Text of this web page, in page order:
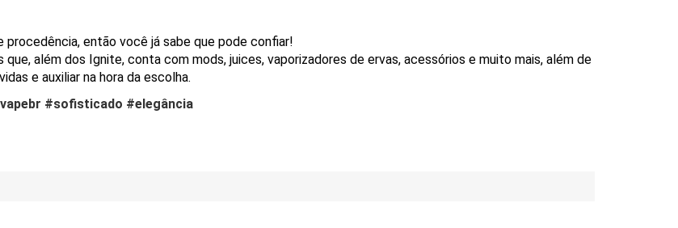
então você já sabe que pode confiar!
além dos Ignite, conta com mods, juices, vaporizadores de ervas, acessórios e muito mais, além de
e auxiliar na hora da escolha.
#sofisticado #elegância